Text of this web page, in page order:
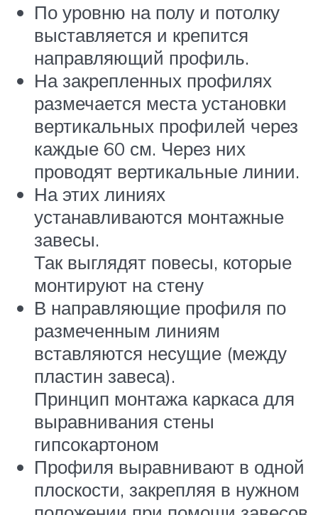
По уровню на полу и потолку
выставляется и крепится
направляющий профиль.
На закрепленных профилях
размечается места установки
вертикальных профилей через
каждые 60 см. Через них
проводят вертикальные линии.
На этих линиях
устанавливаются монтажные
завесы.
Так выглядят повесы, которые
монтируют на стену
В направляющие профиля по
размеченным линиям
вставляются несущие (между
пластин завеса).
Принцип монтажа каркаса для
выравнивания стены
гипсокартоном
Профиля выравнивают в одной
плоскости, закрепляя в нужном